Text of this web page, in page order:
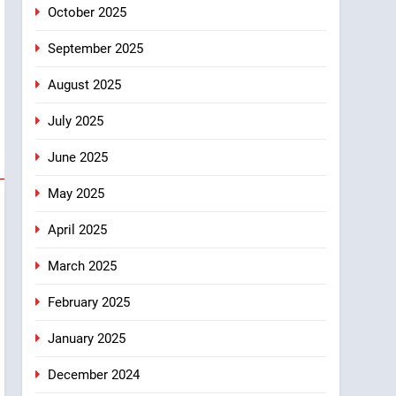
October 2025
September 2025
August 2025
July 2025
June 2025
May 2025
April 2025
March 2025
February 2025
January 2025
December 2024